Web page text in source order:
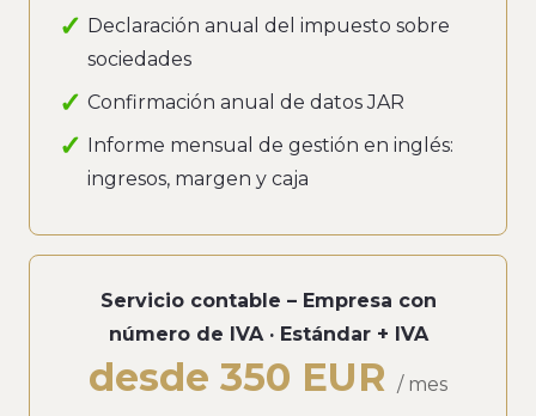
Declaración anual del impuesto sobre
sociedades
Confirmación anual de datos JAR
Informe mensual de gestión en inglés:
ingresos, margen y caja
Servicio contable – Empresa con
número de IVA · Estándar + IVA
desde 350 EUR / mes